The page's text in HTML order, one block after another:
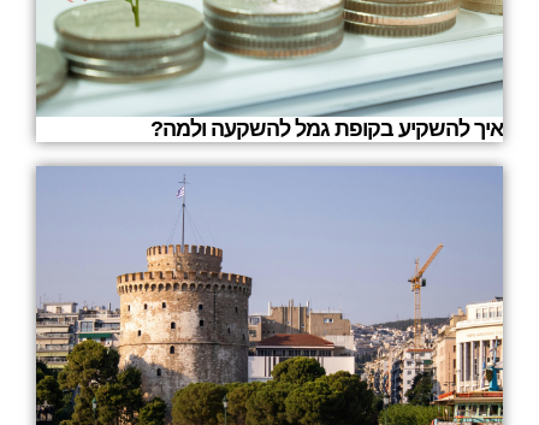
איך להשקיע בקופת גמל להשקעה ולמה?